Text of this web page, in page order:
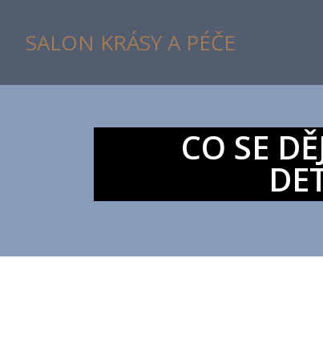
SALON KRÁSY A PÉČE
CO SE